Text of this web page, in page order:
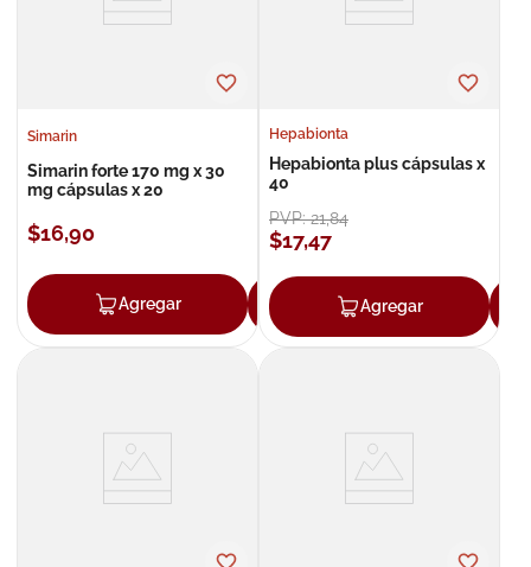
Simarin
Simarin forte 170 mg x 30
mg cápsulas x 20
$16,90
Agregar Agregar
Hepabionta
Hepabionta plus cápsulas x
40
PVP:21,84
$17,47
Agregar